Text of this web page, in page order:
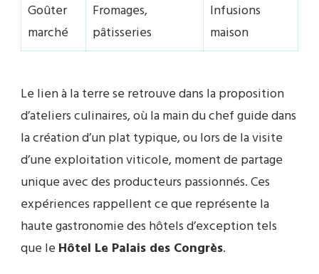
Goûter
marché
Fromages,
pâtisseries
Infusions
maison
Le lien à la terre se retrouve dans la proposition
d’ateliers culinaires, où la main du chef guide dans
la création d’un plat typique, ou lors de la visite
d’une exploitation viticole, moment de partage
unique avec des producteurs passionnés. Ces
expériences rappellent ce que représente la
haute gastronomie des hôtels d’exception tels
que le Hôtel Le Palais des Congrès.